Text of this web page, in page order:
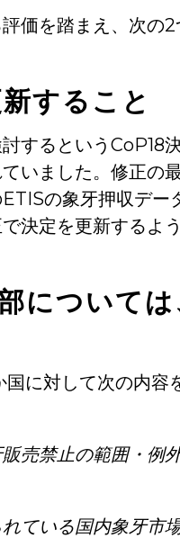
価を踏まえ、次の
すること
するというCoP18
いました。修正の
の象牙押収デー
決定を更新するよ
については
に対して次の内容
売禁止の範囲・例
ている国内象牙市